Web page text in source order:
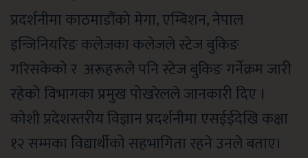
प्रदर्शनीमा काठमाडौंको मेगा, एम्बिशन, नेपाल
इन्जिनियरिङ कलेजका कलेजले स्टेज बुकिङ
गरिसकेको र अरूहरूले पनिस्टेज बुकिङ गर्नेक्रम जारी
रहेको विभागका प्रमुखपोखरेलले जानकारी दिए ।
कोशी प्रदेशस्तरीय विज्ञान प्रदर्शनीमा एसईईदेखि कक्षा
१२ सम्मका विद्यार्थीको सहभागिता रहने उनले बताए।